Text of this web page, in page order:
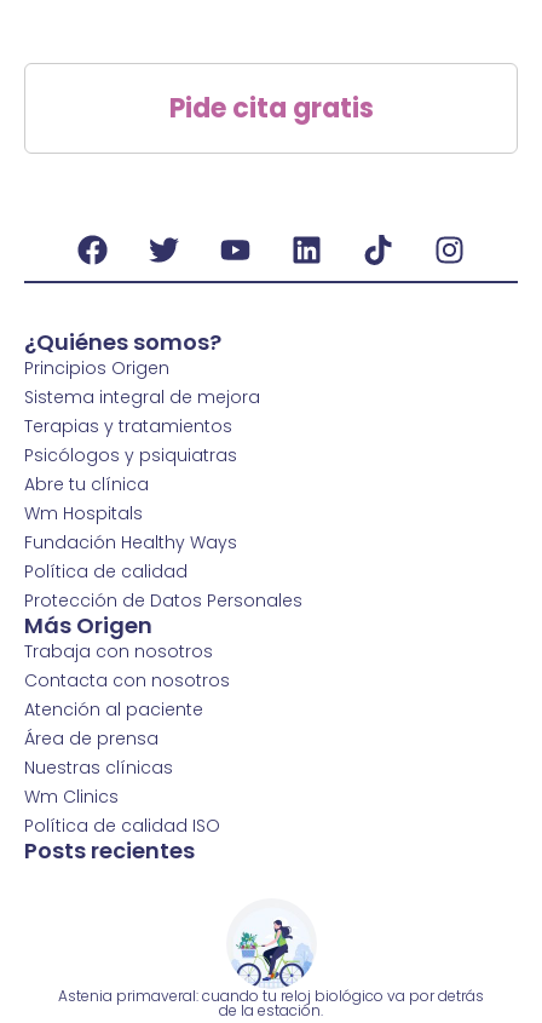
Pide cita gratis
¿Quiénes somos?
Principios Origen
Sistema integral de mejora
Terapias y tratamientos
Psicólogos y psiquiatras
Abre tu clínica
Wm Hospitals
Fundación Healthy Ways
Política de calidad
Protección de Datos Personales
Más Origen
Trabaja con nosotros
Contacta con nosotros
Atención al paciente
Área de prensa
Nuestras clínicas
Wm Clinics
Política de calidad ISO
Posts recientes
Astenia primaveral: cuando tu reloj biológico va por detrás
de la estación.